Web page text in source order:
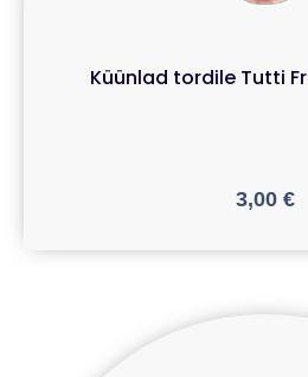
Küünlad tordile Tutti
3,00 €